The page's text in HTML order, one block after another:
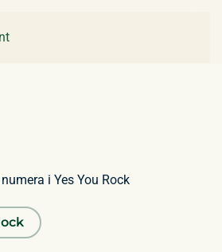
i Yes You Rock